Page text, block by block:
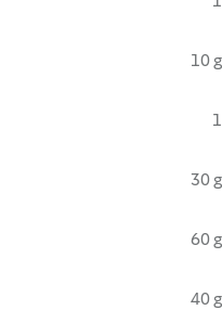
10 g
1
30 g
60 g
40 g